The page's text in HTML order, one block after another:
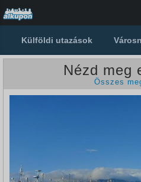
Külföldi utazások
Nézd meg
Összes